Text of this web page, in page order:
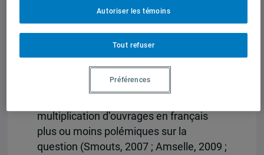
particulier (Parry, 2006) et elles font,
depuis peu, l’objet d’importants débats
dans le champ universitaire
francophone comme en témoigne les
traductions récentes des travaux de K.
Bhabha (2007), de G. Spivak (2009), de
multiplication d’ouvrages en français
plus ou moins polémiques sur la
question (Smouts, 2007 ; Amselle, 2009 ;
Tout refuser
Autoriser les témoins
Préférences